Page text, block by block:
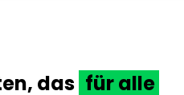
das für alle